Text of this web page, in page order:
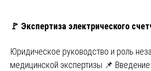
🚩 Экспертиза электрического
Юридическое руководство и роль
медицинской экспертизы 📌